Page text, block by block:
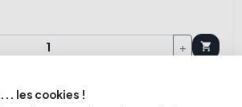
+ shopping_cart
les cookies !